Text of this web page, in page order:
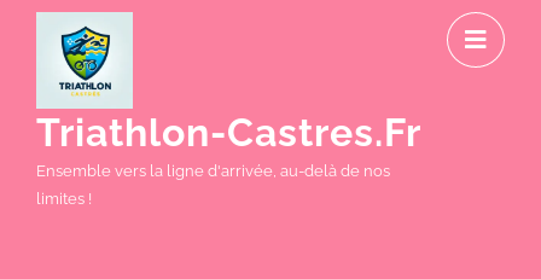
Triathlon-Castres.fr
Ensemble vers la ligne d'arrivée, au-delà de nos
limites !